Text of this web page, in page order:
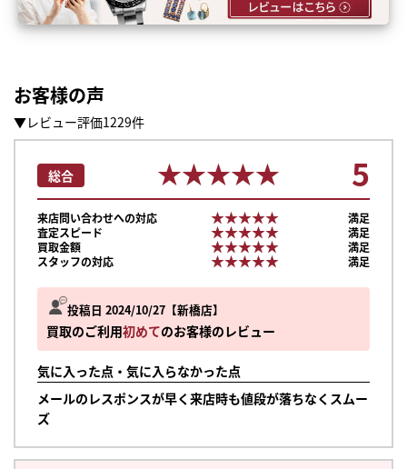
お客様の声
▼レビュー評価1229件
投稿日 2024/10/27 新橋店
買取のご利用初めてのお客様のレビュー
気に入った点・気に入らなかった点
メールのレスポンスが早く来店時も値段が落ちなくスムー
ズ
総合 ★★★★★
★★★★★ 5
来店問い合わせへの対応 ★★★★★
★★★★★
満足
査定スピード
★★★★★
★★★★★
満足
買取金額
★★★★★
★★★★★
満足
スタッフの対応
★★★★★
★★★★★ 満足